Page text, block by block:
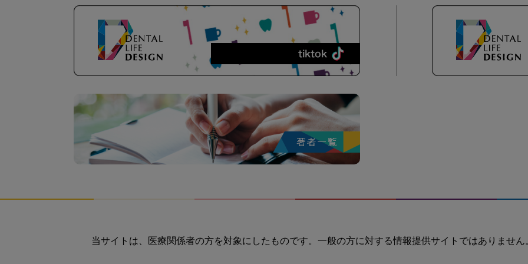
当サイトは、医療関係者の方を対象にしたものです。一般の方に対する情報提供サイトではありません